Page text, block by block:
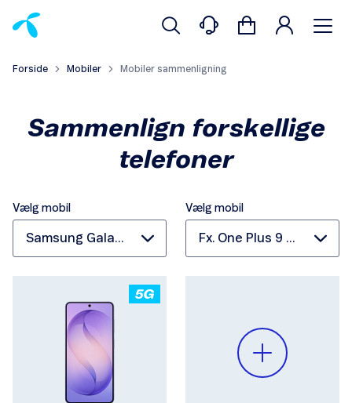
Forside Mobiler Mobiler sammenligning
Sammenlign forskellige
telefoner
Vælg mobil Vælg mobil